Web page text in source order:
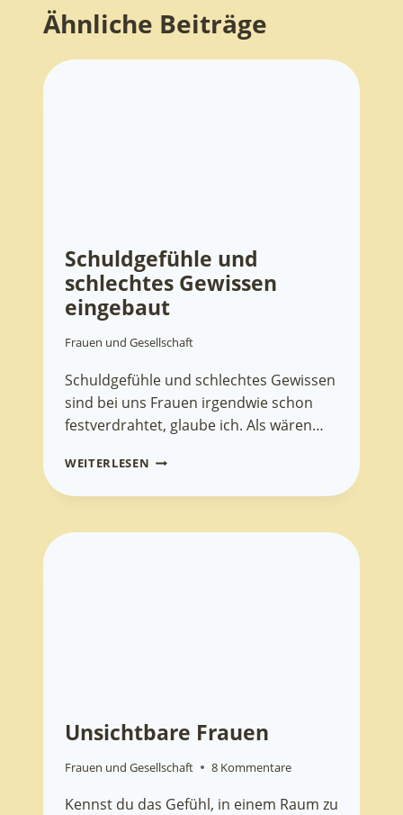
Ähnliche Beiträge
Schuldgefühle und
schlechtes Gewissen
eingebaut
Frauen und Gesellschaft
Schuldgefühle und schlechtes Gewissen
sind bei uns Frauen irgendwie schon
festverdrahtet, glaube ich. Als wären…
WEITERLESEN SCHULDGEFÜHLE
GEWISSEN
Unsichtbare Frauen
Frauen und Gesellschaft 8 Kommentare
Kennst du das Gefühl, in einem Raum zu